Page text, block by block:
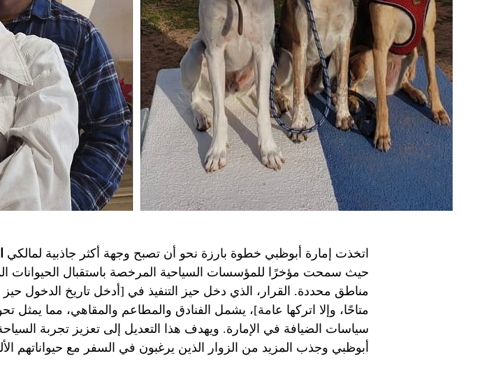
اتخذت إمارة أبوظبي خطوة بارزة نحو أن تصبح وجهة أكثر جاذبية لمالكي
حيث سمحت مؤخرًا للمؤسسات السياحية المرخصة باستقبال الحيوانات
مناطق محددة. القرار، الذي دخل حيز التنفيذ في [أدخل تاريخ الدخول حيز
متاحًا، وإلا اتركها عامة]، يشمل الفنادق والمطاعم والمقاهي، مما يمثل
سياسات الضيافة في الإمارة. ويهدف هذا التعديل إلى تعزيز تجربة
أبوظبي وجذب المزيد من الزوار الذين يرغبون في السفر مع حيواناتهم